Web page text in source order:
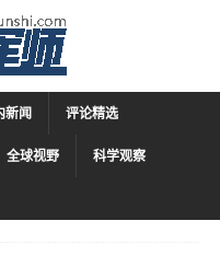
新闻 评论精选
全球视野 科学观察